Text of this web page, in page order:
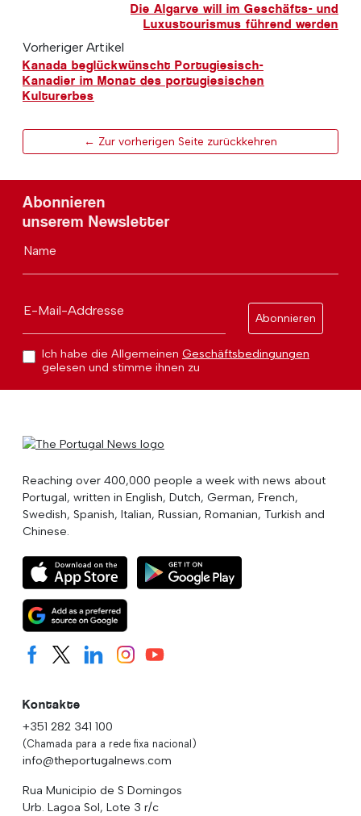
Die Algarve will im Geschäfts- und
Luxustourismus führend werden
Vorheriger Artikel
Kanada beglückwünscht Portugiesisch-
Kanadier im Monat des portugiesischen
Kulturerbes
← Zur vorherigen Seite zurückkehren
Abonnieren
unserem Newsletter
Name
E-Mail-Addresse
Abonnieren
Ich habe die Allgemeinen Geschäftsbedingungen
gelesen und stimme ihnen zu
Reaching over 400,000 people a week with news about
Portugal, written in English, Dutch, German, French,
Swedish, Spanish, Italian, Russian, Romanian, Turkish and
Chinese.
Kontakte
+351 282 341 100
(Chamada para a rede fixa nacional)
info@theportugalnews.com
Rua Municipio de S Domingos
Urb. Lagoa Sol, Lote 3 r/c